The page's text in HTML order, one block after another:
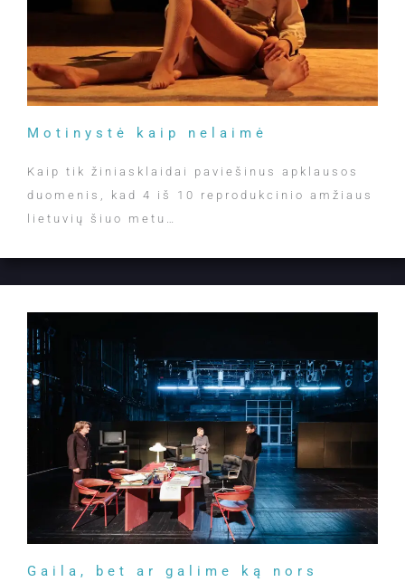
Motinystė kaip nelaimė
Kaip tik žiniasklaidai paviešinus apklausos
duomenis, kad 4 iš 10 reprodukcinio amžiaus
lietuvių šiuo metu…
Gaila, bet ar galime ką nors